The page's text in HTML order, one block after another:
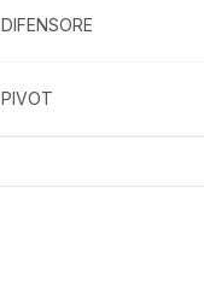
DIFENSORE
PIVOT